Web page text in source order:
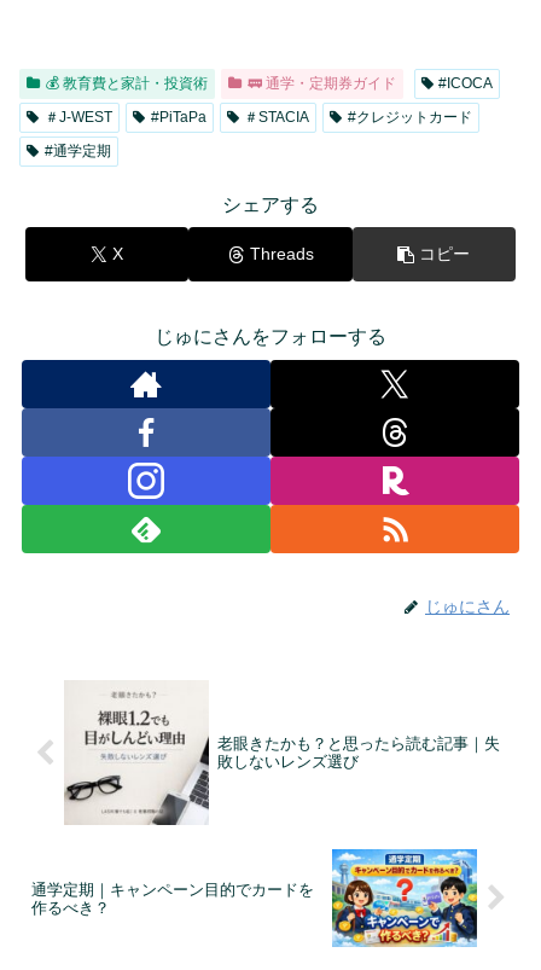
💰 教育費と家計・投資術 🚃 通学・定期券ガイド
#ICOCA
＃J-WEST
#PiTaPa ＃STACIA
#クレジットカード
#通学定期
シェアする
X Threads コピー
じゅにさんをフォローする
じゅにさん
老眼きたかも？と思ったら読む記事｜失
敗しないレンズ選び
通学定期｜キャンペーン目的でカードを
作るべき？